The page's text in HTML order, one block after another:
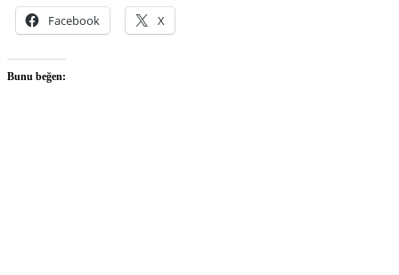
Facebook X
Bunu beğen: